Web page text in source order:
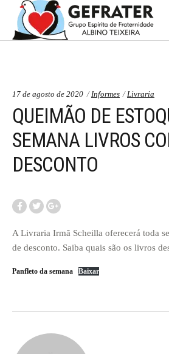
17 de agosto de 2020 Categorias:
Informes Temas:
Livraria
QUEIMÃO DE
SEMANA LIVROS
DESCONTO
A Livraria Irmã Scheilla oferecerá toda
de desconto. Saiba quais são os livros
Panfleto da semana Baixar